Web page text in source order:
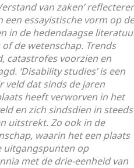
van zaken’
een essayistische vorm op de
in de hedendaagse
de wetenschap. Trends
catastrofes voorzien en
‘Disability studies’ is een
veld dat sinds de jaren
heeft verworven in het
en zich sindsdien in steeds
uitstrekt. Zo ook in de
waarin het een plaats
uitgangspunten op
met de drie-eenheid van